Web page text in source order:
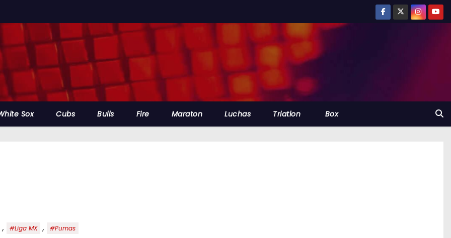
Sox Cubs Bulls Fire Maraton Luchas Triatlon Box
, #Liga MX , #Pumas